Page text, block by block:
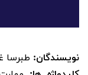
نویسندگان: طبرسا